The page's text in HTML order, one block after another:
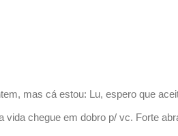
mas cá estou: Lu, espero que
vida chegue em dobro p/ vc. Forte